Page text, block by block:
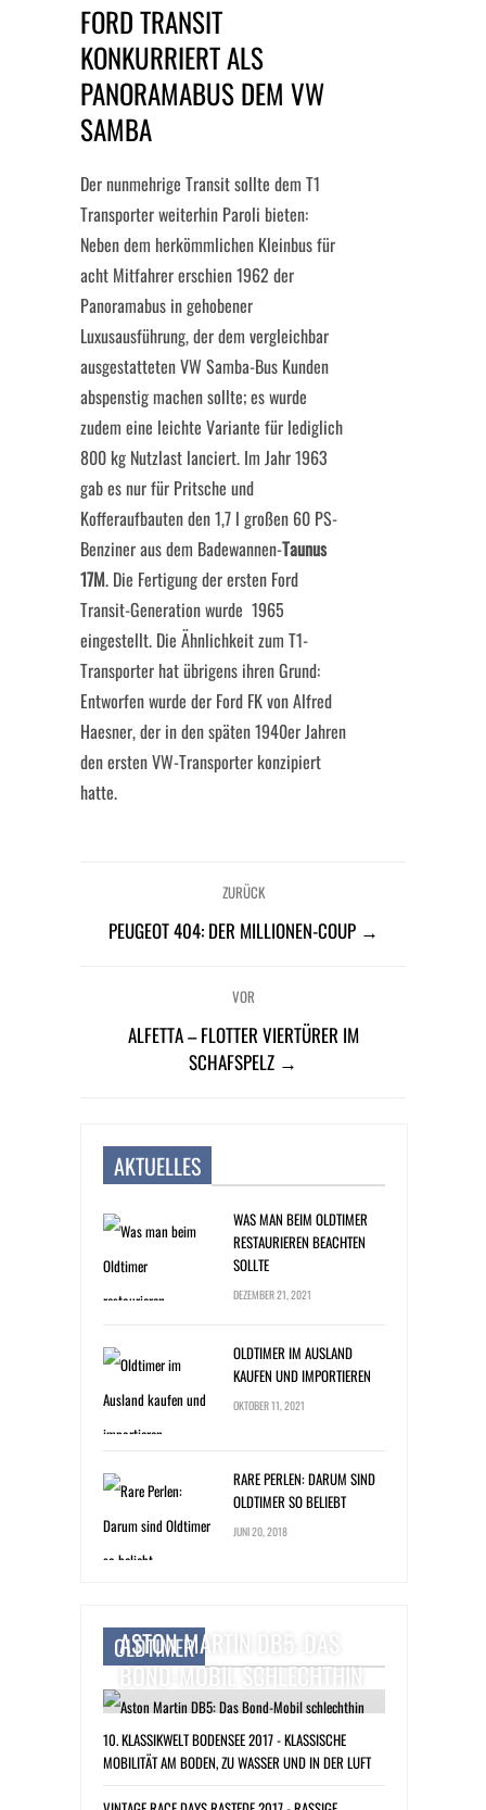
FORD TRANSIT
KONKURRIERT ALS
PANORAMABUS DEM VW
SAMBA
Der nunmehrige Transit sollte dem T1
Transporter weiterhin Paroli bieten:
Neben dem herkömmlichen Kleinbus für
acht Mitfahrer erschien 1962 der
Panoramabus in gehobener
Luxusausführung, der dem vergleichbar
ausgestatteten VW Samba-Bus Kunden
abspenstig machen sollte; es wurde
zudem eine leichte Variante für lediglich
800 kg Nutzlast lanciert. Im Jahr 1963
gab es nur für Pritsche und
Kofferaufbauten den 1,7 l großen 60 PS-
Benziner aus dem Badewannen-Taunus
17M. Die Fertigung der ersten Ford
Transit-Generation wurde 1965
eingestellt. Die Ähnlichkeit zum T1-
Transporter hat übrigens ihren Grund:
Entworfen wurde der Ford FK von Alfred
Haesner, der in den späten 1940er Jahren
den ersten VW-Transporter konzipiert
hatte.
ZURÜCK
PEUGEOT 404: DER MILLIONEN-COUP →
VOR
ALFETTA – FLOTTER VIERTÜRER IM
SCHAFSPELZ →
AKTUELLES
WAS MAN BEIM OLDTIMER
RESTAURIEREN BEACHTEN
SOLLTE
DEZEMBER 21, 2021
OLDTIMER IM AUSLAND
KAUFEN UND IMPORTIEREN
OKTOBER 11, 2021
RARE PERLEN: DARUM SIND
OLDTIMER SO BELIEBT
JUNI 20, 2018
OLDTIMER
ASTON MARTIN DB5: DAS
BOND-MOBIL SCHLECHTHIN
10. KLASSIKWELT BODENSEE 2017 - KLASSISCHE
MOBILITÄT AM BODEN, ZU WASSER UND IN DER LUFT